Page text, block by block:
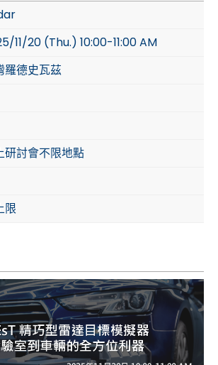
11/20 (Thu.) 10:00-11:00 AM
羅德史瓦茲
研討會不限地點
限